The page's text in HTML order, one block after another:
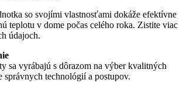
so svojími vlastnosťami dokáže efektívne
teplotu v dome počas celého roka. Zistite viac
údajoch.
sa vyrábajú s dôrazom na výber kvalitných
správnych technológií a postupov.